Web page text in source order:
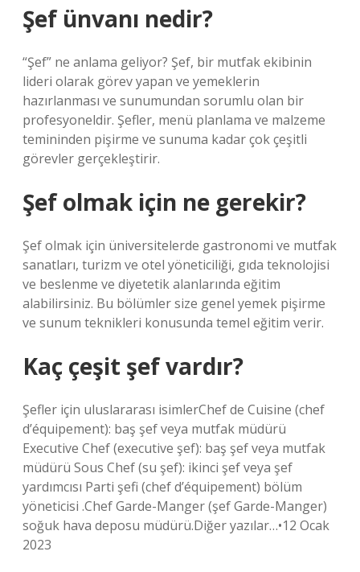
Şef ünvanı nedir?
“Şef” ne anlama geliyor? Şef, bir mutfak ekibinin
lideri olarak görev yapan ve yemeklerin
hazırlanması ve sunumundan sorumlu olan bir
profesyoneldir. Şefler, menü planlama ve malzeme
temininden pişirme ve sunuma kadar çok çeşitli
görevler gerçekleştirir.
Şef olmak için ne gerekir?
Şef olmak için üniversitelerde gastronomi ve mutfak
sanatları, turizm ve otel yöneticiliği, gıda teknolojisi
ve beslenme ve diyetetik alanlarında eğitim
alabilirsiniz. Bu bölümler size genel yemek pişirme
ve sunum teknikleri konusunda temel eğitim verir.
Kaç çeşit şef vardır?
Şefler için uluslararası isimlerChef de Cuisine (chef
d’équipement): baş şef veya mutfak müdürü
Executive Chef (executive şef): baş şef veya mutfak
müdürü Sous Chef (su şef): ikinci şef veya şef
yardımcısı Parti şefi (chef d’équipement) bölüm
yöneticisi .Chef Garde-Manger (şef Garde-Manger)
soğuk hava deposu müdürü.Diğer yazılar…•12 Ocak
2023